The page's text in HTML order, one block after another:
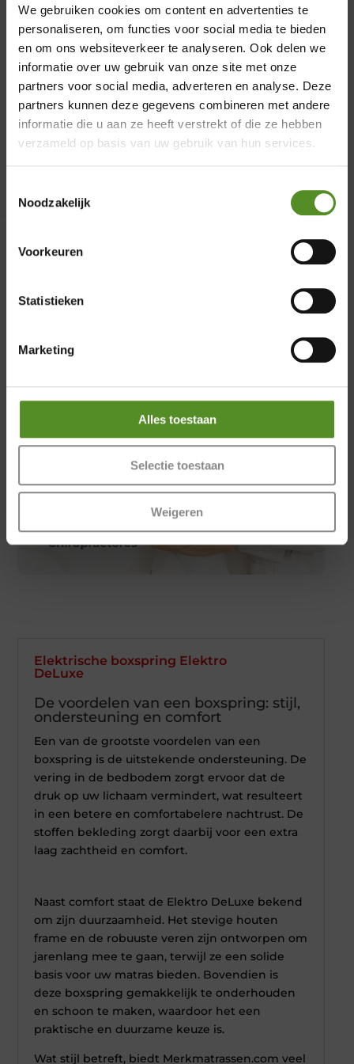
We gebruiken cookies om content en advertenties te
personaliseren, om functies voor social media te bieden
en om ons websiteverkeer te analyseren. Ook delen we
informatie over uw gebruik van onze site met onze
partners voor social media, adverteren en analyse. Deze
partners kunnen deze gegevens combineren met andere
informatie die u aan ze heeft verstrekt of die ze hebben
verzameld op basis van uw gebruik van hun services.
Noodzakelijk
Voorkeuren
Statistieken
Marketing
Alles toestaan
Selectie toestaan
Weigeren
verbeteringen heeft ondergaan en nu een
ongeëvenaarde perfectie heeft bereikt. Als
trotse officiële partner van ErkendMatras
biedt Merkmatrassen niet alleen
producten van topkwaliteit, maar ook een
uitmuntende klantenservice en
uitstekende nazorg.
Elektrische boxspring Elektro
DeLuxe
De voordelen van een boxspring: stijl,
ondersteuning en comfort
Een van de grootste voordelen van een
boxspring is de uitstekende ondersteuning. De
vering in de bedbodem zorgt ervoor dat de
druk op uw lichaam vermindert, wat resulteert
in een betere en comfortabelere nachtrust. De
stoffen bekleding zorgt daarbij voor een extra
laag zachtheid en comfort.
Naast comfort staat de Elektro DeLuxe bekend
om zijn duurzaamheid. Het stevige houten
frame en de robuuste veren zijn ontworpen om
jarenlang mee te gaan, terwijl ze een solide
basis voor uw matras bieden. Bovendien is
deze boxspring gemakkelijk te onderhouden
en schoon te maken, waardoor het een
praktische en duurzame keuze is.
Wat stijl betreft, biedt Merkmatrassen.com veel
Showroom Breda
Vrijdag 12:00 – 17:00
Zondag 12:00 – 17:00
×